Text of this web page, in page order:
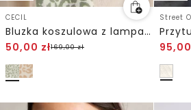
CECIL
Bluzka koszulowa z lampasami
50,00 zł169,00zł
Street
95,00